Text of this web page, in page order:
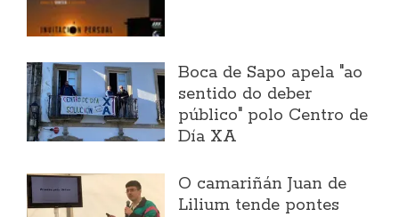
Boca de Sapo apela "ao
sentido do deber
público" polo Centro de
Día XA
O camariñán Juan de
Lilium tende pontes